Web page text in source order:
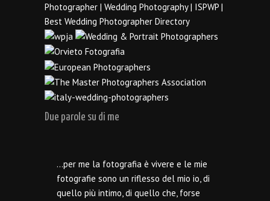
Due parole su di me
…per me la fotografia è vivere e le mie
fotografie sono un riflesso del mio io, di
quello più intimo, di quello che, forse